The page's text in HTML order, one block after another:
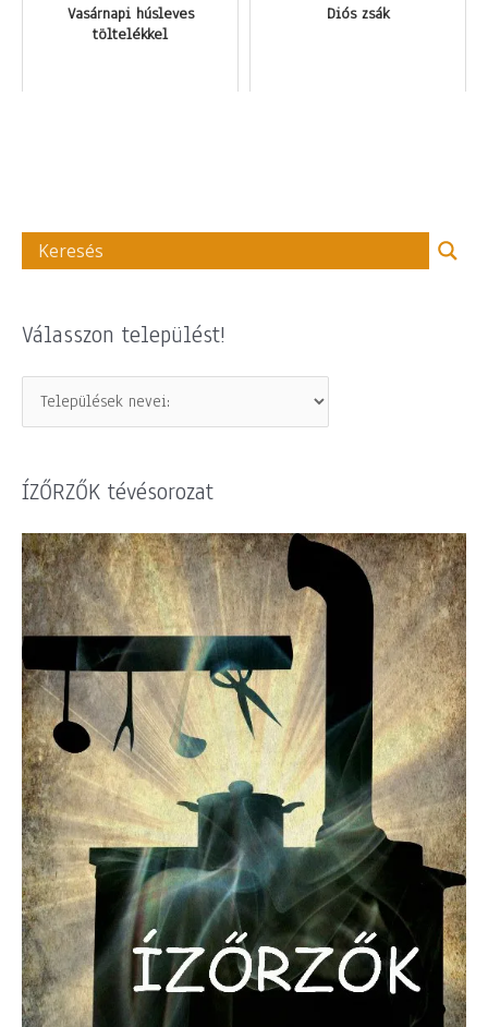
Vasárnapi húsleves
töltelékkel
Diós zsák
Válasszon települést!
ÍZŐRZŐK tévésorozat